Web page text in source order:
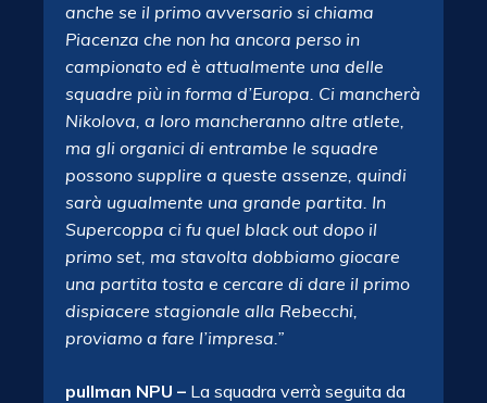
anche se il primo avversario si chiama
Piacenza che non ha ancora perso in
campionato ed è attualmente una delle
squadre più in forma d’Europa. Ci mancherà
Nikolova, a loro mancheranno altre atlete,
ma gli organici di entrambe le squadre
possono supplire a queste assenze, quindi
sarà ugualmente una grande partita. In
Supercoppa ci fu quel black out dopo il
primo set, ma stavolta dobbiamo giocare
una partita tosta e cercare di dare il primo
dispiacere stagionale alla Rebecchi,
proviamo a fare l’impresa.”
pullman NPU – La squadra verrà seguita da